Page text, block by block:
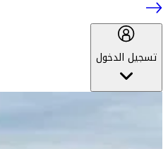
تسجيل الدخول